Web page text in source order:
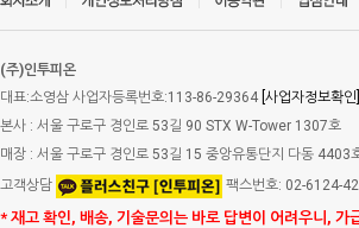
(주)인투피온
대표:소영삼 사업자등록번호:113-86-29364 [사업자정보확인]
본사 : 서울 구로구 경인로 53길 90 STX W-Tower 1307호
매장 : 서울 구로구 경인로 53길 15 중앙유통단지 다동 4403
고객상담
팩스번호: 02-6124-
* 재고 확인, 배송, 기술문의는 바로 답변이 어려우니,